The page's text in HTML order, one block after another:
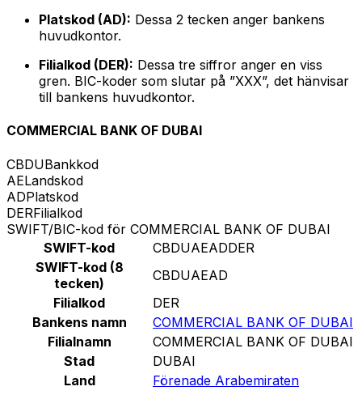
Platskod (AD): Dessa 2 tecken anger bankens
huvudkontor.
Filialkod (DER): Dessa tre siffror anger en viss
gren. BIC-koder som slutar på ”XXX”, det hänvisar
till bankens huvudkontor.
COMMERCIAL BANK OF DUBAI
CBDUBankkod
AELandskod
ADPlatskod
DERFilialkod
SWIFT/BIC-kod för COMMERCIAL BANK OF DUBAI
SWIFT-kod
CBDUAEADDER
SWIFT-kod (8
tecken)
CBDUAEAD
Filialkod
DER
Bankens namn
COMMERCIAL BANK OF DUBAI
Filialnamn
COMMERCIAL BANK OF DUBAI
Stad
DUBAI
Land
Förenade Arabemiraten